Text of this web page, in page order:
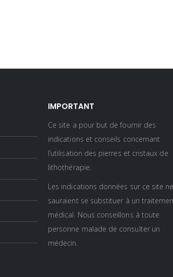
IMPORTANT
Ce site a pour but de fournir des
indications et conseils concernant
l’utilisation des pierres et cristaux de
lithothérapie.
Les indications données sur ce site ne
sauraient se substituer à un
médical. Nous conseillons à toute
personne malade de consulter un
médecin.